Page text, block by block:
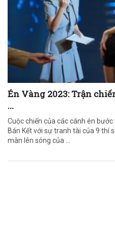
Én Vàng 2023: Trận
...
Cuộc chiến của các cánh én
Bán Kết với sự tranh tài của 9 thí
màn lên sóng của ...